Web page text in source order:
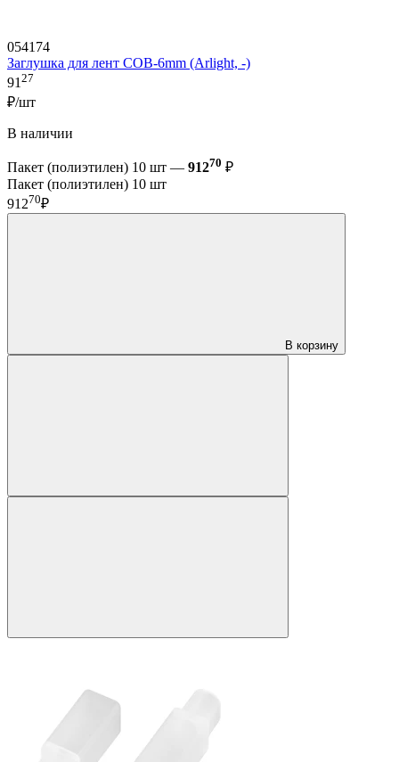
054174
Заглушка для лент COB-6mm (Arlight, -)
9127
₽/шт
В наличии
Пакет (полиэтилен) 10 шт — 91270 ₽
Пакет (полиэтилен) 10 шт
91270₽
В корзину